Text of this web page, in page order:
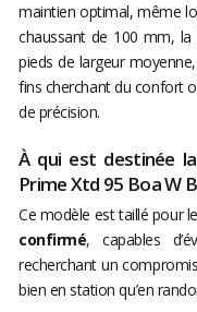
maintien optimal, même
chaussant de 100 mm, la
pieds de largeur
fins cherchant du confort
de précision.
À qui est destinée
Prime Xtd 95 Boa W
Ce modèle est taillé pour
confirmé, capables
recherchant un
bien en station qu’en